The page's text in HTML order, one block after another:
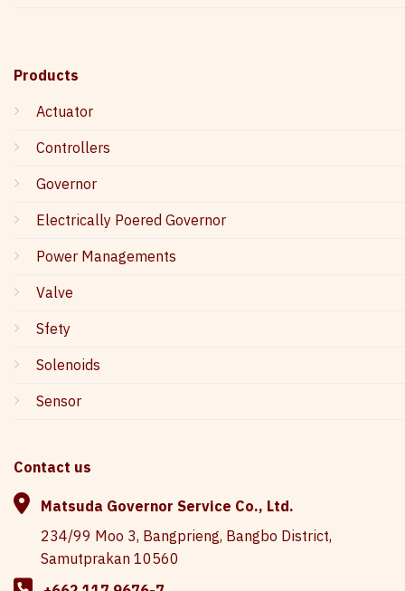
Products
Actuator
Controllers
Governor
Electrically Poered Governor
Power Managements
Valve
Sfety
Solenoids
Sensor
Contact us
Matsuda Governor Service Co., Ltd.
234/99 Moo 3, Bangprieng, Bangbo District,
Samutprakan 10560